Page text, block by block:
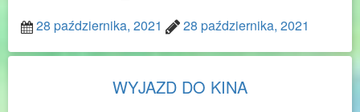
28 października, 2021
28 października, 2021
WYJAZD DO KINA